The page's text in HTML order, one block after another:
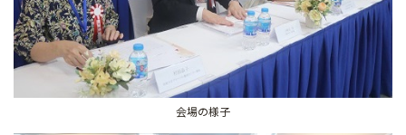
会場の様子